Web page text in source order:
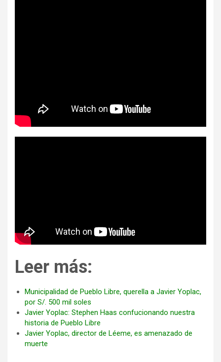
Leer más:
Municipalidad de Pueblo Libre, querella a Javier Yoplac,
por S/. 500 mil soles
Javier Yoplac: Stephen Haas confucionando nuestra
historia de Pueblo Libre
Javier Yoplac, director de Léeme, es amenazado de
muerte